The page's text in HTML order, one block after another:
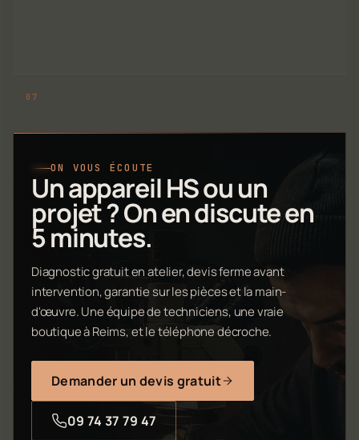
ON VOUS ÉCOUTE
Un appareil HS ou un
projet ? On en discute en
5 minutes.
Diagnostic gratuit en atelier, devis ferme avant
intervention, garantie sur les pièces et la main-
d'œuvre. Une équipe de techniciens, une vraie
boutique à Reims, et le téléphone décroche.
Demander un devis gratuit
09 74 37 79 47